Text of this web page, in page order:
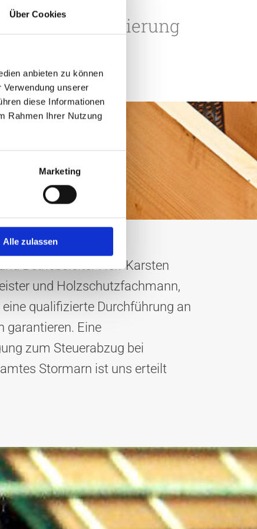
Über Cookies
anbieten zu können
unserer
diese Informationen
Rahmen Ihrer Nutzung
Marketing
Alle zulassen
Schwammsanierung
Betriebsleiter Herr Karsten
und Holzschutzfachmann‚
qualifizierte Durchführung an
garantieren. Eine
zum Steuerabzug bei
Stormarn ist uns erteilt